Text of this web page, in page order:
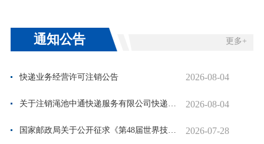
通知公告 更多+
快递业务经营许可注销公告 2026-08-04
2026-08-04
国家邮政局关于公开征求《第48届世界技能大赛》纪念邮票图案意见... 2026-07-28